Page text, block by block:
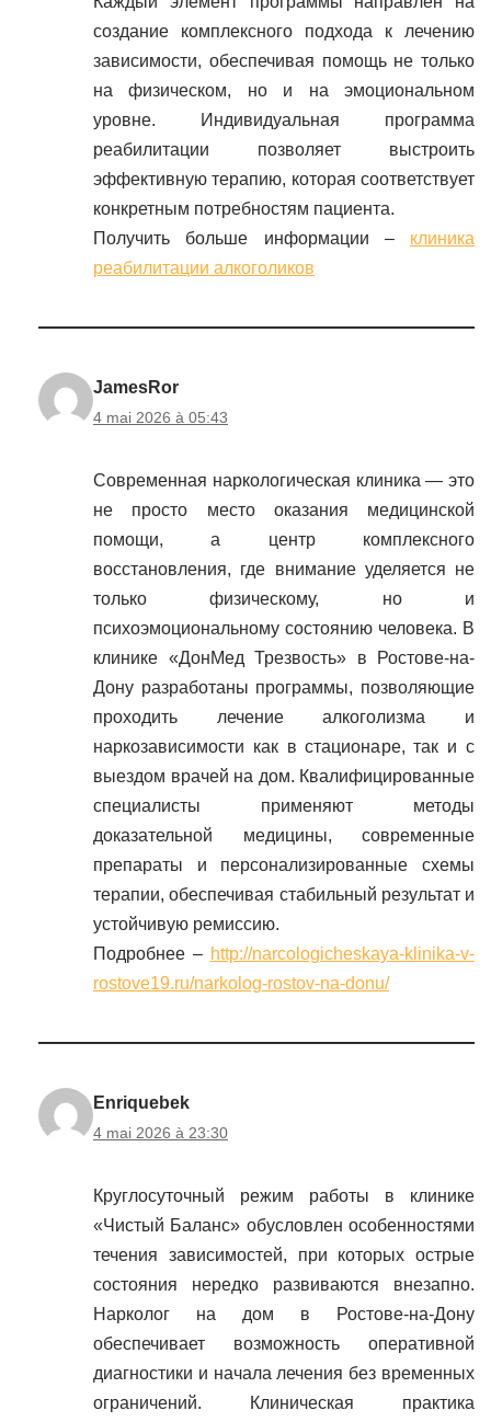
создание комплексного подхода к лечению
зависимости, обеспечивая помощь не только
на физическом, но и на эмоциональном
уровне. Индивидуальная программа
реабилитации позволяет выстроить
эффективную терапию, которая соответствует
конкретным потребностям пациента.
Получить больше информации – клиника
реабилитации алкоголиков
JamesRor
4 mai 2026 à 05:43
Современная наркологическая клиника — это
не просто место оказания медицинской
помощи, а центр комплексного
восстановления, где внимание уделяется не
только физическому, но и
психоэмоциональному состоянию человека. В
клинике «ДонМед Трезвость» в Ростове-на-
Дону разработаны программы, позволяющие
проходить лечение алкоголизма и
наркозависимости как в стационаре, так и с
выездом врачей на дом. Квалифицированные
специалисты применяют методы
доказательной медицины, современные
препараты и персонализированные схемы
терапии, обеспечивая стабильный результат и
устойчивую ремиссию.
Подробнее – http://narcologicheskaya-klinika-v-
rostove19.ru/narkolog-rostov-na-donu/
Enriquebek
4 mai 2026 à 23:30
Круглосуточный режим работы в клинике
«Чистый Баланс» обусловлен особенностями
течения зависимостей, при которых острые
состояния нередко развиваются внезапно.
Нарколог на дом в Ростове-на-Дону
обеспечивает возможность оперативной
диагностики и начала лечения без временных
ограничений. Клиническая практика